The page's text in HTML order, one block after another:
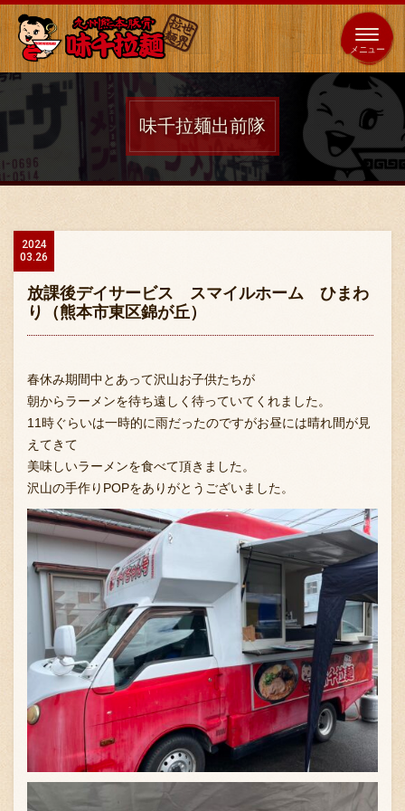
全国
展開 海外 653 店 64 店
ホーム
店舗案内
味千の取り組み
お問い合わせ
ブランド一覧
FC加盟店募集
会社案内
お知らせ
味千拉麺出前隊
2024
03.26
放課後デイサービス スマイルホーム ひまわ
り（熊本市東区錦が丘）
春休み期間中とあって沢山お子供たちが
朝からラーメンを待ち遠しく待っていてくれました。
11時ぐらいは一時的に雨だったのですがお昼には晴れ間が見
えてきて
美味しいラーメンを食べて頂きました。
沢山の手作りPOPをありがとうございました。